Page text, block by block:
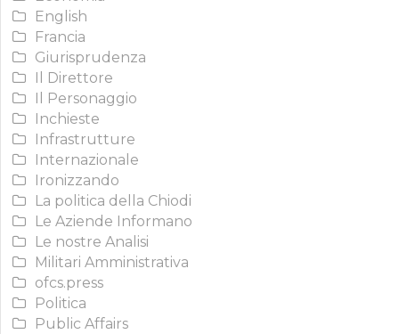
English
Francia
Giurisprudenza
Il Direttore
Il Personaggio
Inchieste
Infrastrutture
Internazionale
Ironizzando
La politica della Chiodi
Le Aziende Informano
Le nostre Analisi
Militari Amministrativa
ofcs.press
Politica
Public Affairs